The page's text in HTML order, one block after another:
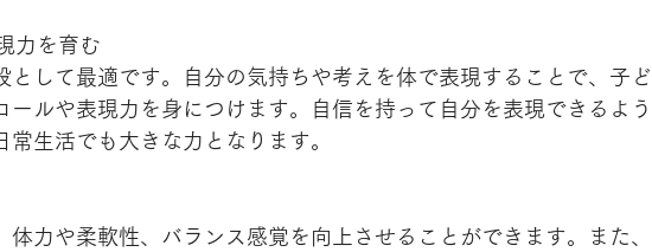
力を育む
として最適です。自分の気持ちや考えを体で表現することで、子ど
ールや表現力を身につけます。自信を持って自分を表現できるよう
生活でも大きな力となります。
体力や柔軟性、バランス感覚を向上させることができます。また、